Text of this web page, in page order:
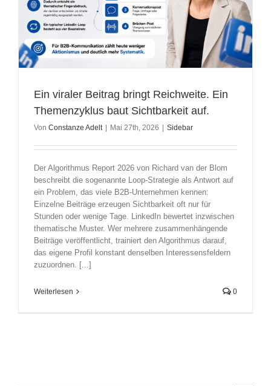
Ein viraler Beitrag bringt Reichweite. Ein
Themenzyklus baut Sichtbarkeit auf.
Von Constanze Adelt Mai 27th, 2026 Sidebar
Der Algorithmus Report 2026 von Richard van der Blom
beschreibt die sogenannte Loop-Strategie als Antwort auf
ein Problem, das viele B2B-Unternehmen kennen:
Einzelne Beiträge erzeugen Sichtbarkeit oft nur für
Stunden oder wenige Tage. LinkedIn bewertet inzwischen
thematische Muster. Wer mehrere zusammenhängende
Beiträge veröffentlicht, trainiert den Algorithmus darauf,
das eigene Profil konstant denselben Interessensfeldern
zuzuordnen. [...]
Weiterlesen 0